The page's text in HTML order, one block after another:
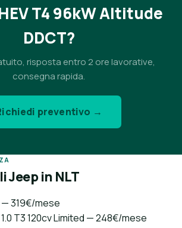
T4 96kW Altitude
DDCT?
risposta entro 2 ore lavorative,
consegna rapida.
preventivo →
Jeep in NLT
319€/mese
T3 120cv Limited — 248€/mese